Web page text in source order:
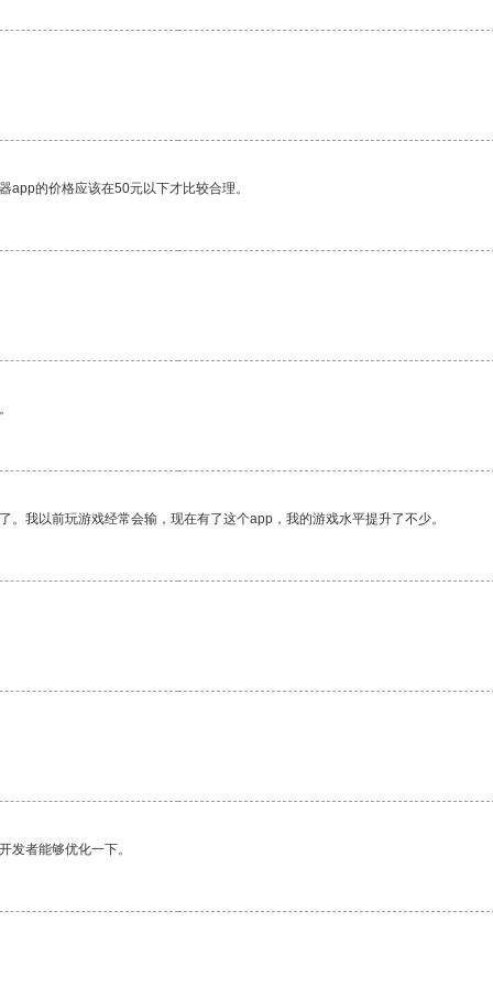
app的价格应该在50元以下才比较合理。
我以前玩游戏经常会输，现在有了这个app，我的游戏水平提升了不少。
发者能够优化一下。